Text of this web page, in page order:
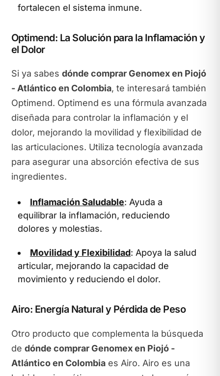
fortalecen el sistema inmune.
Optimend: La Solución para la Inflamación y
el Dolor
Si ya sabes dónde comprar Genomex en Piojó
- Atlántico en Colombia, te interesará también
Optimend. Optimend es una fórmula avanzada
diseñada para controlar la inflamación y el
dolor, mejorando la movilidad y flexibilidad de
las articulaciones. Utiliza tecnología avanzada
para asegurar una absorción efectiva de sus
ingredientes.
Inflamación Saludable: Ayuda a
equilibrar la inflamación, reduciendo
dolores y molestias.
Movilidad y Flexibilidad: Apoya la salud
articular, mejorando la capacidad de
movimiento y reduciendo el dolor.
Airo: Energía Natural y Pérdida de Peso
Otro producto que complementa la búsqueda
de dónde comprar Genomex en Piojó -
Atlántico en Colombiaes Airo. Airo es una